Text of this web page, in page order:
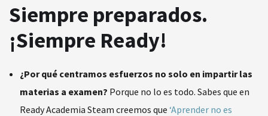
Siempre preparados.
¡Siempre Ready!
¿Por qué centramos esfuerzos no solo en impartir las
materias a examen? Porque no lo es todo. Sabes que en
Ready Academia Steam creemos que ‘Aprender no es